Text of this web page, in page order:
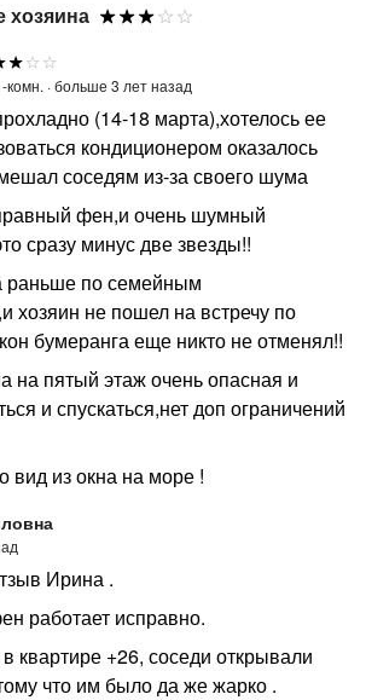
- Олимпийский парк
поляна 30 минут - Аэропорт 10
10минут - Сочи 30 минут В
для проживания и
. телевизор. Совмещенная ванная
все новое . Балкон с видами на
как на ладони , на балконе есть
для отдыха . В кухне вся
: кондиционер , 40 дюймовый
тв, двухкамерный холодильник ,
, микроволновая печь , эл. плита ,
. Есть кран -фильтрованная
Пастельное белье , полотенца,
белья , фен, утюг , гладильная
Октября по Май -2500 Июнь -3500
Сентябрь - 3500 Депозит
- 5000
комн. ·больше 3 лет назад
(14-18 марта),хотелось ее
кондиционером оказалось
соседям из-за своего шума
фен,и очень шумный
сразу минус две звезды!!
раньше по семейным
хозяин не пошел на встречу по
бумеранга еще никто не отменял!!
на пятый этаж очень опасная и
и спускаться,нет доп ограничений
вид из окна на море !
Ирина .
работает исправно.
квартире +26, соседи открывали
что им было да же жарко .